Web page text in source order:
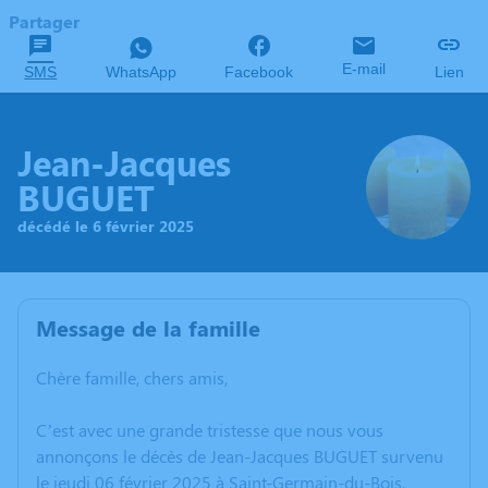
Partager
SMS WhatsApp Facebook E-mail Lien
Jean-Jacques
BUGUET
décédé le 6 février 2025
Message de la famille
Chère famille, chers amis,
C’est avec une grande tristesse que nous vous
annonçons le décès de Jean-Jacques BUGUET survenu
le jeudi 06 février 2025 à Saint-Germain-du-Bois.